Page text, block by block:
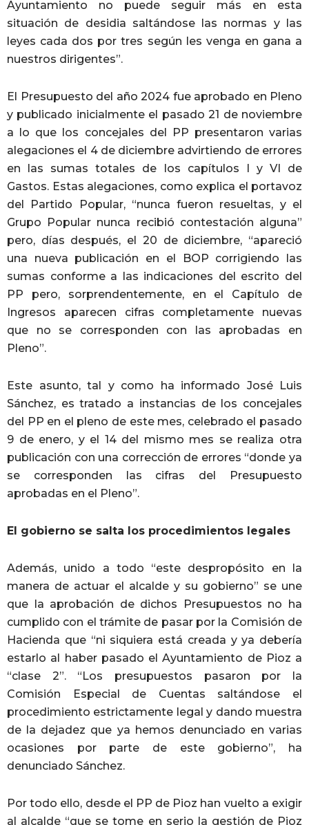
Ayuntamiento no puede seguir más en esta
situación de desidia saltándose las normas y las
leyes cada dos por tres según les venga en gana a
nuestros dirigentes”.
El Presupuesto del año 2024 fue aprobado en Pleno
y publicado inicialmente el pasado 21 de noviembre
a lo que los concejales del PP presentaron varias
alegaciones el 4 de diciembre advirtiendo de errores
en las sumas totales de los capítulos I y VI de
Gastos. Estas alegaciones, como explica el portavoz
del Partido Popular, “nunca fueron resueltas, y el
Grupo Popular nunca recibió contestación alguna”
pero, días después, el 20 de diciembre, “apareció
una nueva publicación en el BOP corrigiendo las
sumas conforme a las indicaciones del escrito del
PP pero, sorprendentemente, en el Capítulo de
Ingresos aparecen cifras completamente nuevas
que no se corresponden con las aprobadas en
Pleno”.
Este asunto, tal y como ha informado José Luis
Sánchez, es tratado a instancias de los concejales
del PP en el pleno de este mes, celebrado el pasado
9 de enero, y el 14 del mismo mes se realiza otra
publicación con una corrección de errores “donde ya
se corresponden las cifras del Presupuesto
aprobadas en el Pleno”.
El gobierno se salta los procedimientos legales
Además, unido a todo “este despropósito en la
manera de actuar el alcalde y su gobierno” se une
que la aprobación de dichos Presupuestos no ha
cumplido con el trámite de pasar por la Comisión de
Hacienda que “ni siquiera está creada y ya debería
estarlo al haber pasado el Ayuntamiento de Pioz a
“clase 2”. “Los presupuestos pasaron por la
Comisión Especial de Cuentas saltándose el
procedimiento estrictamente legal y dando muestra
de la dejadez que ya hemos denunciado en varias
ocasiones por parte de este gobierno”, ha
denunciado Sánchez.
Por todo ello, desde el PP de Pioz han vuelto a exigir
al alcalde “que se tome en serio la gestión de Pioz